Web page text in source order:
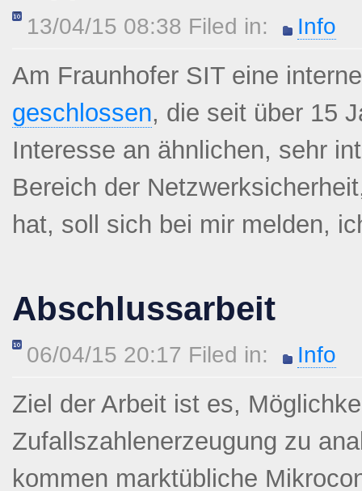
13/04/15 08:38 Filed in: Info
Am Fraunhofer SIT eine
geschlossen, die seit über 15
Interesse an ähnlichen, sehr
Bereich der
hat, soll sich bei mir melden,
Abschlussarbeit
06/04/15 20:17 Filed in: Info
Ziel der Arbeit ist es,
Zufallszahlenerzeugung zu
kommen marktübliche